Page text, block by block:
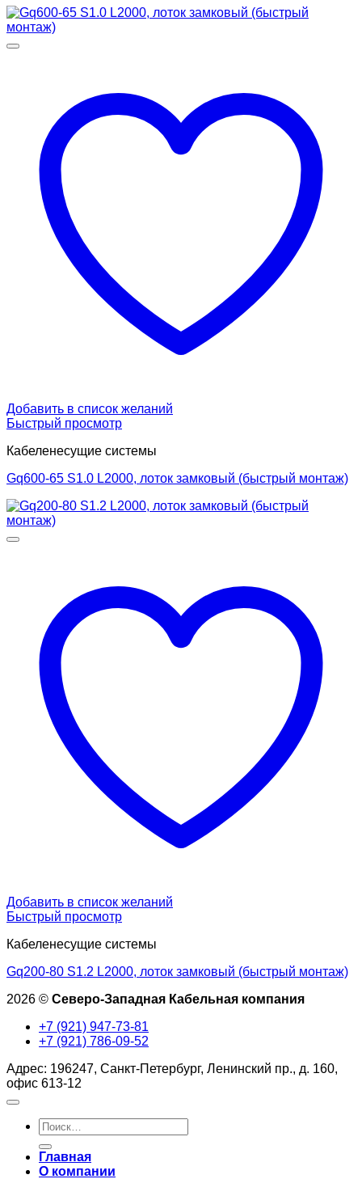
Добавить в список желаний
Быстрый просмотр
Кабеленесущие системы
Gq600-65 S1.0 L2000, лоток замковый (быстрый монтаж)
Добавить в список желаний
Быстрый просмотр
Кабеленесущие системы
Gq200-80 S1.2 L2000, лоток замковый (быстрый монтаж)
2026 © Северо-Западная Кабельная компания
+7 (921) 947-73-81
+7 (921) 786-09-52
Адрес: 196247, Санкт-Петербург, Ленинский пр., д. 160,
офис 613-12
Искать:
Главная
О компании